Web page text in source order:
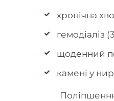
хронічна
гемодіаліз
щоденний
камені у